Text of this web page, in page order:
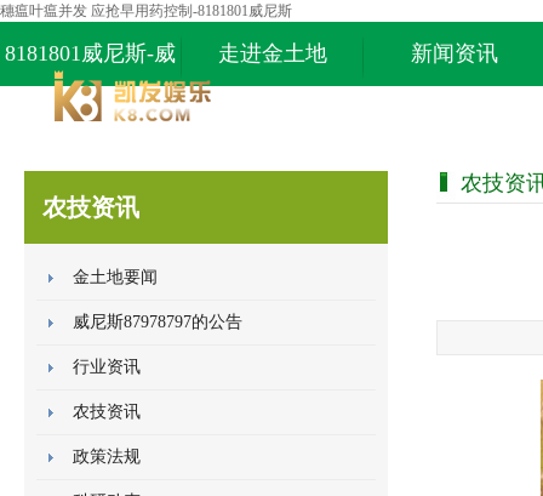
穗瘟叶瘟并发 应抢早用药控制-8181801威尼斯
8181801威尼斯-威
尼斯87978797
走进金土地 新闻资讯
农技资讯
金土地要闻
威尼斯87978797的公告
行业资讯
农技资讯
政策法规
农技资